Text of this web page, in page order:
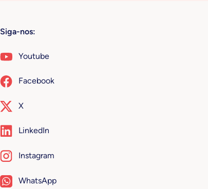
Siga-nos:
Youtube
Facebook
X
LinkedIn
Instagram
WhatsApp